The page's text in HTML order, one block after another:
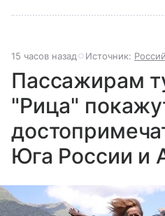
15 часов назад Источник:
Пассажирам
"Рица"
Юга России и